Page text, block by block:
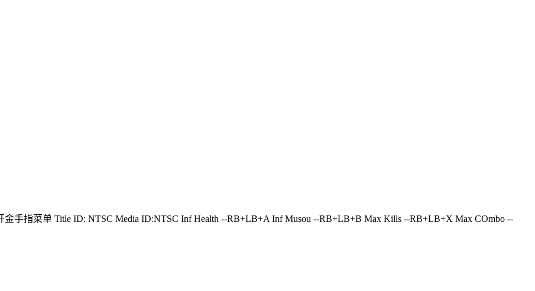
金手指菜单 Title ID: NTSC Media ID:NTSC Inf Health --RB+LB+A Inf Musou --RB+LB+B Max Kills --RB+LB+X Max COmbo --